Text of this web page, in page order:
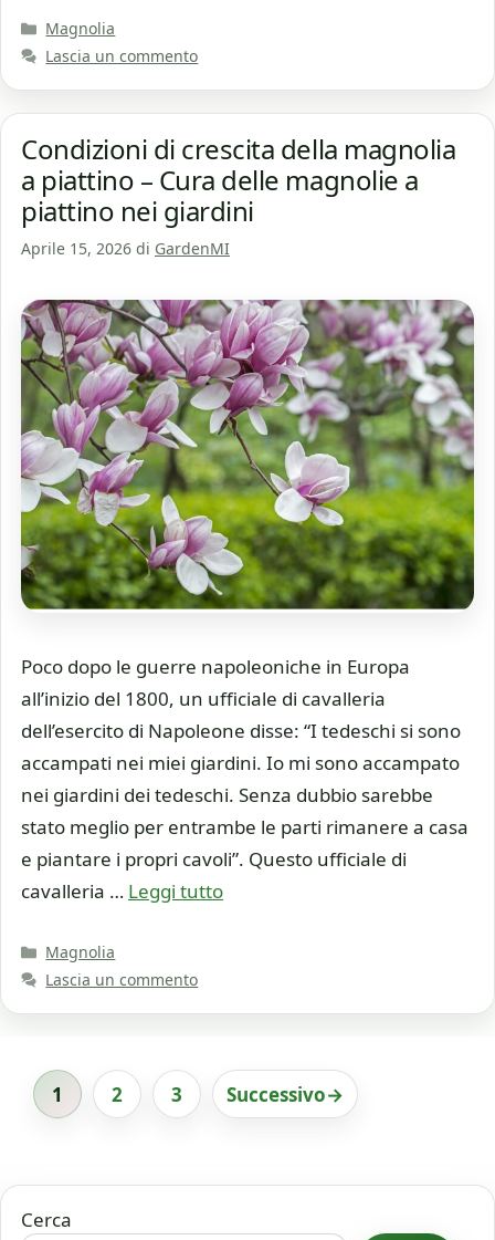
Categorie
Magnolia
Lascia un commento
Condizioni di crescita della magnolia
a piattino – Cura delle magnolie a
piattino nei giardini
Aprile 15, 2026 di GardenMI
Poco dopo le guerre napoleoniche in Europa
all’inizio del 1800, un ufficiale di cavalleria
dell’esercito di Napoleone disse: “I tedeschi si sono
accampati nei miei giardini. Io mi sono accampato
nei giardini dei tedeschi. Senza dubbio sarebbe
stato meglio per entrambe le parti rimanere a casa
e piantare i propri cavoli”. Questo ufficiale di
cavalleria … Leggi tutto
Categorie
Magnolia
Lascia un commento
Pagina
1 Pagina
2 Pagina
3 Successivo→
Cerca